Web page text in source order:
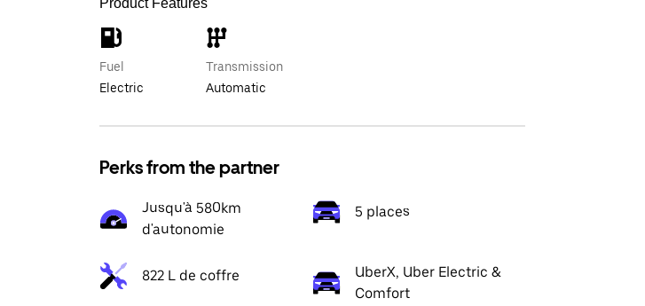
Product Features
Fuel
Electric
Transmission
Automatic
Perks from the partner
Jusqu'à 580km
d'autonomie
5 places
822 L de coffre
UberX, Uber Electric &
Comfort